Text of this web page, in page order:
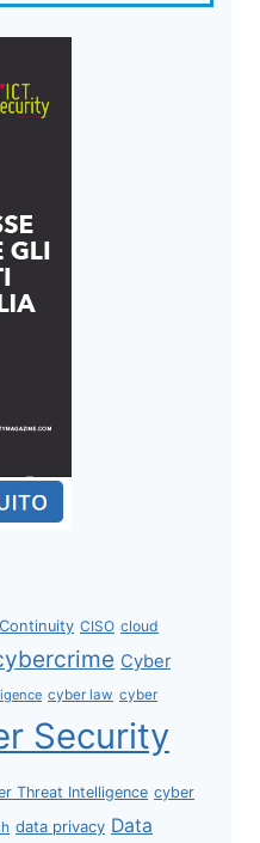
CISO cloud
Cyber
cyber law cyber
Security
Threat Intelligence cyber
data privacy Data